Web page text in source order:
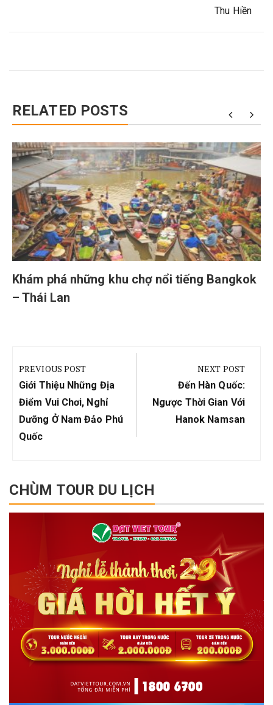
Thu Hiền
RELATED POSTS
Khám phá những khu chợ nổi tiếng Bangkok
– Thái Lan
hướng
bài
viết
PREVIOUS POST
Previous
Post:
Giới Thiệu Những Địa
Điểm Vui Chơi, Nghỉ
Dưỡng Ở Nam Đảo Phú
Quốc
NEXT POST
Next
Post:
Đến Hàn Quốc:
Ngược Thời Gian Với
Hanok Namsan
CHÙM TOUR DU LỊCH